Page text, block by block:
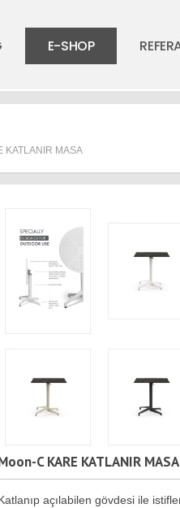
E-SHOP
KATLANIR MASA
C KARE KATLANIR MASA
açılabilen gövdesi ile